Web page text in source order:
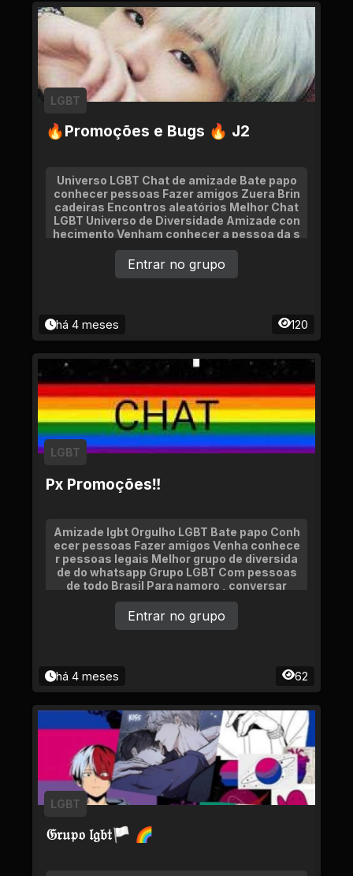
🔥Promoções e Bugs 🔥 J2
LGBT
Universo LGBT Chat de amizade Bate papo
conhecer pessoas Fazer amigos Zuera Brin
cadeiras Encontros aleatórios Melhor Chat
LGBT Universo de Diversidade Amizade con
hecimento Venham conhecer a pessoa da s
ua vida Namoro
há 4 meses 120
Entrar no grupo
Px Promoções‼
LGBT
Amizade lgbt Orgulho LGBT Bate papo Conh
ecer pessoas Fazer amigos Venha conhece
r pessoas legais Melhor grupo de diversida
de do whatsapp Grupo LGBT Com pessoas
de todo Brasil Para namoro , conversar
há 4 meses 62
Entrar no grupo
𝔊𝔯𝔲𝔭𝔬 𝔩𝔤𝔟𝔱🏳 🌈
LGBT